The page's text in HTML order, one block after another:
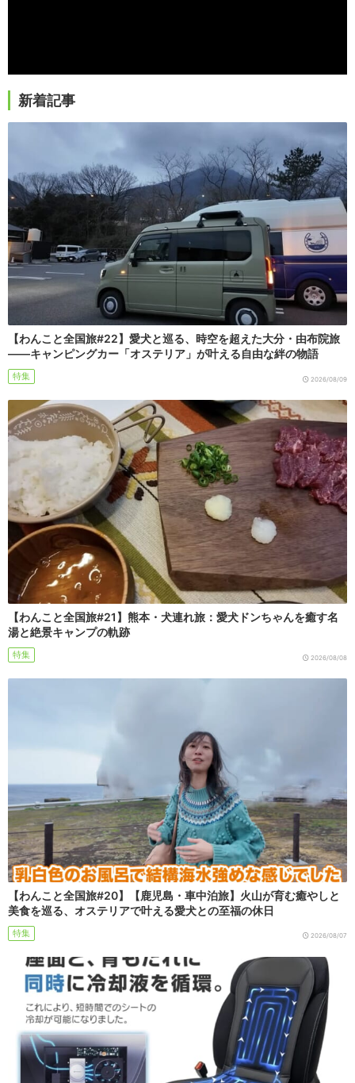
新着記事
【わんこと全国旅#22】愛犬と巡る、時空を超えた大分・由布院旅
――キャンピングカー「オステリア」が叶える自由な絆の物語
特集 2026/08/09
【わんこと全国旅#21】熊本・犬連れ旅：愛犬ドンちゃんを癒す名
湯と絶景キャンプの軌跡
特集 2026/08/08
【わんこと全国旅#20】【鹿児島・車中泊旅】火山が育む癒やしと
美食を巡る、オステリアで叶える愛犬との至福の休日
特集 2026/08/07